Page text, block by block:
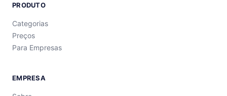
PRODUTO
Categorias
Preços
Para Empresas
EMPRESA